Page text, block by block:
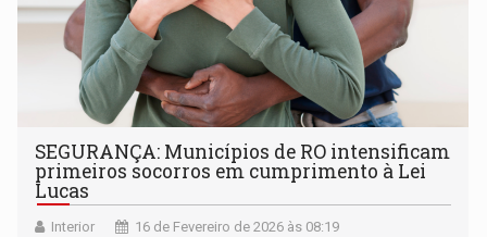
SEGURANÇA: Municípios de RO intensificam
primeiros socorros em cumprimento à Lei
Lucas
Interior 16 de Fevereiro de 2026 às 08:19